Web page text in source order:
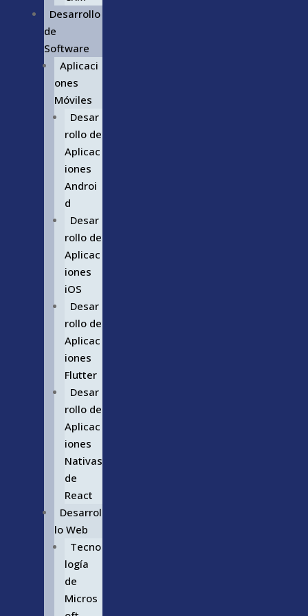
Desarrollo
de
Software
Aplicaci
ones
Móviles
Desar
rollo de
Aplicac
iones
Androi
d
Desar
rollo de
Aplicac
iones
iOS
Desar
rollo de
Aplicac
iones
Flutter
Desar
rollo de
Aplicac
iones
Nativas
de
React
Desarrol
lo Web
Tecno
logía
de
Micros